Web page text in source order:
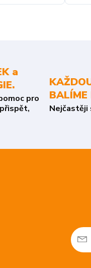
a
pro
BALÍME
Nejčastěji